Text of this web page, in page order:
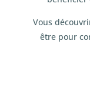
Vous
être pour